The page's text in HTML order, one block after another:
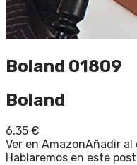
Boland 01809
Boland
6,35 €
Ver en AmazonAñadir al
Hablaremos en este